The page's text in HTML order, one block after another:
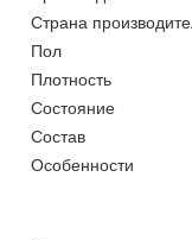
Страна
Пол
Плотность
Состояние
Состав
Особенности